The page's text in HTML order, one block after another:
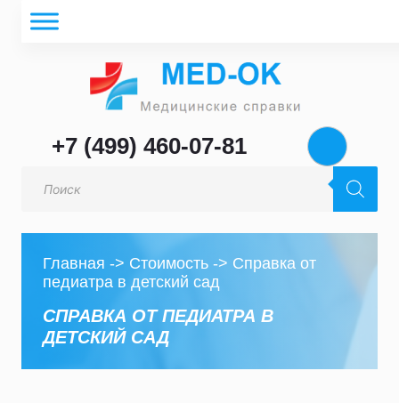
+7 (499) 460-07-81
товаров
Главная -> Стоимость -> Справка от
педиатра в детский сад
СПРАВКА ОТ ПЕДИАТРА В
ДЕТСКИЙ САД